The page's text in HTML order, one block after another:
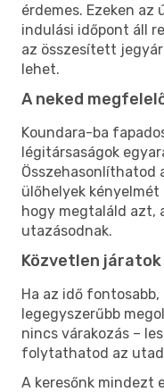
érdemes. Ezeken
indulási időpont áll
az összesített
lehet.
A neked
Koundara-ba
légitársaságok
Összehasonlíthatod
ülőhelyek
hogy megtaláld azt,
utazásodnak.
Közvetlen járatok
Ha az idő
legegyszerűbb
nincs várakozás –
folytathatod az
A keresőnk